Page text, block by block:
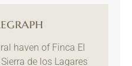
haven of Finca El
de los Lagares